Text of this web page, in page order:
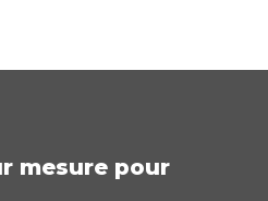
mesure pour